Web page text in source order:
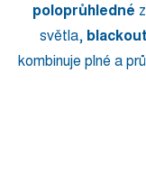
poloprůhledné
světla, blackout
kombinuje plné a